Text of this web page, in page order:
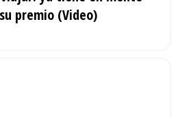
premio (Video)